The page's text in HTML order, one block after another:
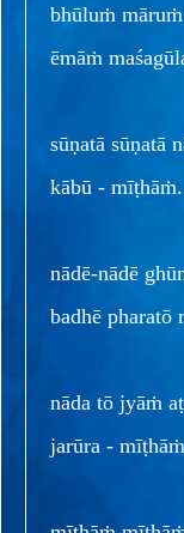
bhūluṁ
ēmāṁ
sūṇatā sūṇatā
kābū -
nādē-nādē
badhē pharatō
nāda tō jyāṁ
jarūra -